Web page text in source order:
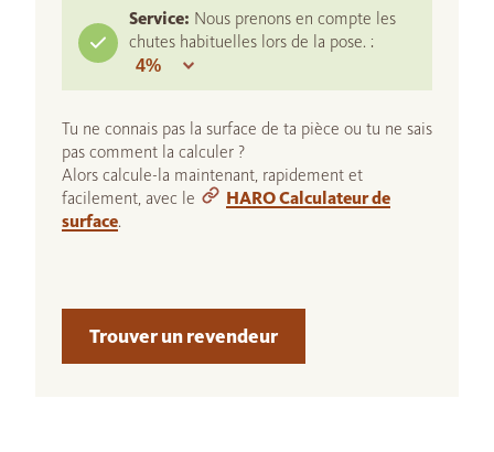
Service: Nous prenons en compte les
chutes habituelles lors de la pose. :
Tu ne connais pas la surface de ta pièce ou tu ne sais
pas comment la calculer ?
Alors calcule-la maintenant, rapidement et
facilement, avec le
HARO Calculateur de
surface.
Trouver un revendeur